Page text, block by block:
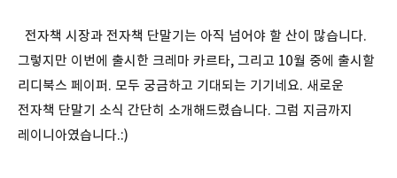
전자책 시장과 전자책 단말기는 아직 넘어야 할 산이 많습니다.
그렇지만 이번에 출시한 크레마 카르타, 그리고 10월 중에 출시할
리디북스 페이퍼. 모두 궁금하고 기대되는 기기네요. 새로운
전자책 단말기 소식 간단히 소개해드렸습니다. 그럼 지금까지
레이니아였습니다.:)